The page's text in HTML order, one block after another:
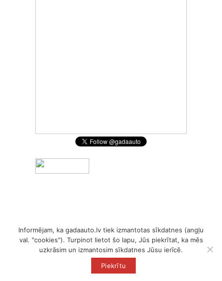
Informējam, ka gadaauto.lv tiek izmantotas sīkdatnes (angļu
val. "cookies"). Turpinot lietot šo lapu, Jūs piekrītat, ka mēs
uzkrāsim un izmantosim sīkdatnes Jūsu ierīcē.
Piekrītu